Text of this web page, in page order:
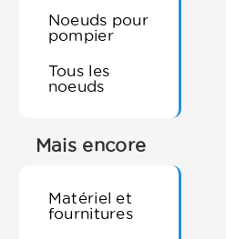
Noeuds pour
pompier
Tous les
noeuds
Mais encore
Matériel et
fournitures